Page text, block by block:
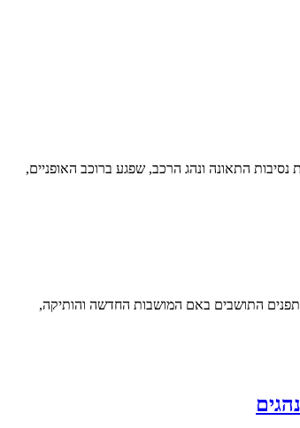
בחקירת נסיבות התאונה ונהג הרכב, שפגע ברוכב האופניים,
התושבים באם המושבות החדשה והותיקה,